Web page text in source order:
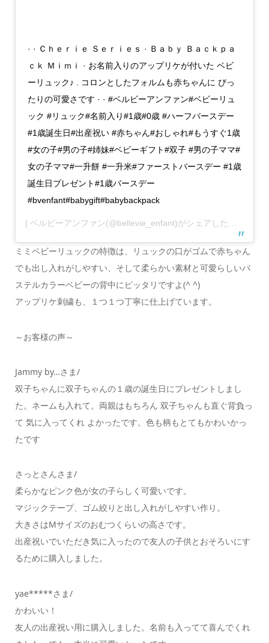
· · Ｃｈｅｒｉｅ Ｓｅｒｉｅｓ · Ｂａｂｙ Ｂａｃｋｐａ
ｃｋ Ｍｉｍｉ · お名前入りのアップリケが付いた ベビ
ーリュック♪ . コロンとしたフォルムも赤ちゃんに ぴっ
たりの可愛さです · · #ベルビーアンファン#ベビーリュ
ック #リュック#名前入り#1歳#0歳 #ハーフバースデー
#1歳誕生日#出産祝い #赤ちゃん#おしゃれ#もうすぐ1歳
#女の子#男の子#姉妹#ベビーギフト#双子 #男の子ママ#
女の子ママ#一升餅 #一升米#ファーストバースデー #1歳
誕生日プレゼント#1歳バースデー
#bvenfant#babygift#babybackpack
| ベルビーアンファン(@bellevie_enfant)がシェアした投稿 –
ミミベビーリュックの特徴は、リュックの口がゴムで赤ちゃん
でも出し入れがしやすい、そして柔らかい素材と可愛らしいパ
ステルカラーベビーの背中にピッタリですよ(^ ^)
アップリケ刺繍も、１つ１つ丁寧に仕上げています。
～お客様の声～
Jammy by…さま/
双子ちゃんに双子ちゃんの１歳の誕生日にプレゼントしまし
た。ネームも入れて。両親はもちろん 双子ちゃんも直ぐ背負っ
て 気に入ってくれ よかったです。色も柄もとてもかわいかっ
たです
さっとさんさま/
柔らかなピンク色が女の子らしく可愛いです。
マジックテープ、ゴム絞りと出し入れがしやすい作り。
大きさはMサイズのおむつくらいの高さです。
出産祝いでいただき気に入ったので友人の子供とおそろいにす
るために購入しました。
yae*****さま/
かわいい！
友人の出産祝い用に購入しました。名前も入ってて喜んでくれ